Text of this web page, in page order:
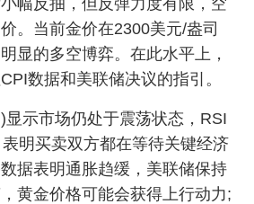
幅反抽，但反弹力度有限，空
。当前金价在2300美元/盎司
显的多空博弈。在此水平上，
数据和美联储决议的指引。
显示市场仍处于震荡状态，RSI
明买卖双方都在等待关键经济
据表明通胀趋缓，美联储保持
黄金价格可能会获得上行动力;